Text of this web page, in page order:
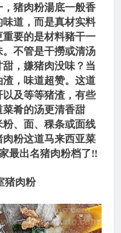
猪肉粉湯底一般香
道，而是真材实料
要的是材料豬干一
不管是干撈或清汤
甜，嫌猪肉没味？当
，味道超赞。这道
及等等猪渣，有些
肴的汤更清香甜
、面、稞条或面线
粉这道马来西亚菜
最出名猪肉粉档了!!
猪肉粉